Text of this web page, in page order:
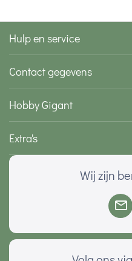
Hulp en service
Contact gegevens
Hobby Gigant
Extra's
Wij zijn